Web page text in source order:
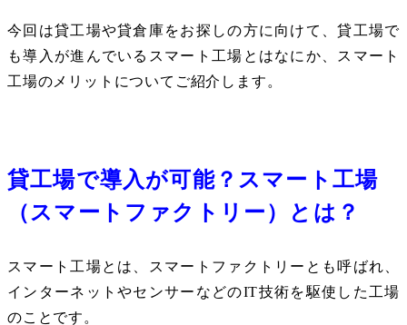
今回は貸工場や貸倉庫をお探しの方に向けて、貸工場で
も導入が進んでいるスマート工場とはなにか、スマート
工場のメリットについてご紹介します。
貸工場で導入が可能？スマート工場
（スマートファクトリー）とは？
スマート工場とは、スマートファクトリーとも呼ばれ、
インターネットやセンサーなどのIT技術を駆使した工場
のことです。